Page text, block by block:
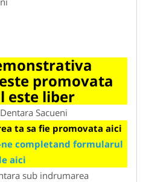
promovata
este liber
Sacueni
ta sa fie promovata aici
completand formularul
aici
sub indrumarea